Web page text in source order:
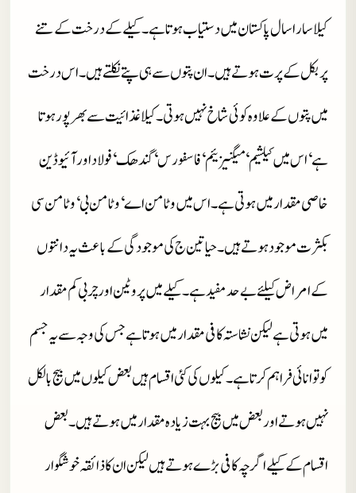
کیلا سارا سال پاکستان میں دستیاب ہوتا ہے۔ کیلے کے درخت کے تنے
پر بکل کے پرت ہوتے ہیں۔ ان پتوں سے ہی پتے نکلتے ہیں۔ اس درخت
میں پتوں کےعلاوہ کوئی شاخ نہیں ہوتی۔ کیلا غذائیت سے بھرپور ہوتا
ہے‘ اس میں کیلشیم‘ میگنیزئیم‘ فاسفورس‘ گندھک‘ فولاد اورآئیوڈین
خاصی مقدار میں ہوتی ہے۔ اس میں وٹامن اے‘ وٹامن بی‘ وٹامن سی
بکثرت موجود ہوتے ہیں۔ حیاتین ج کی موجودگی کے باعث یہ دانتوں
کے امراض کیلئے بے حد مفید ہے۔ کیلے میں پروٹین اور چربی کم مقدار
میں ہوتی ہے لیکن نشاستہ کافی مقدار میں ہوتا ہے جس کی وجہ سے یہ جسم
کو توانائی فراہم کرتا ہے۔ کیلوں کی کئی اقسام ہیں بعض کیلوں میں بیج بالکل
نہیں ہوتے اور بعض میں بیج بہت زیادہ مقدار میں ہوتے ہیں۔ بعض
اقسام کے کیلے اگرچہ کافی بڑے ہوتے ہیں لیکن ان کا ذائقہ خوشگوار